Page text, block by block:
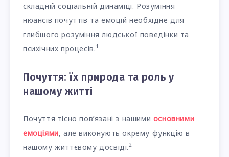
складній соціальній динаміці. Розуміння
нюансів почуттів та емоцій необхідне для
глибшого розуміння людської поведінки та
психічних процесів.1
Почуття: їх природа та роль у
нашому житті
Почуття тісно пов’язані з нашими основними
емоціями, але виконують окрему функцію в
нашому життєвому досвіді.2